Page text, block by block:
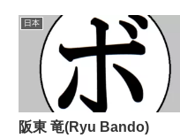
歴】1967/06/21 ●4R判定 (採点
不明) 依田 博(松田)1967/08/1...
日本
阪東 竜(Ryu Bando)